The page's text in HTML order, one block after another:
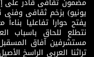
يونيو) بزخم ثقافى وفنى
يفتح حوارا تفاعليا
نتطلع للحاق باسباب
مستشرفين آفاق
تراثنا العربى الراسخ